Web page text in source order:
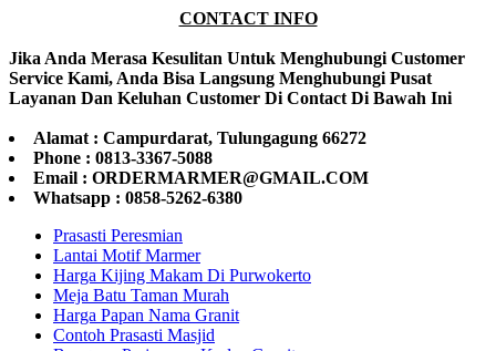
CONTACT INFO
Jika Anda Merasa Kesulitan Untuk Menghubungi Customer
Service Kami, Anda Bisa Langsung Menghubungi Pusat
Layanan Dan Keluhan Customer Di Contact Di Bawah Ini
Alamat : Campurdarat, Tulungagung 66272
Phone : 0813-3367-5088
Email : ORDERMARMER@GMAIL.COM
Whatsapp : 0858-5262-6380
Prasasti Peresmian
Lantai Motif Marmer
Harga Kijing Makam Di Purwokerto
Meja Batu Taman Murah
Harga Papan Nama Granit
Contoh Prasasti Masjid